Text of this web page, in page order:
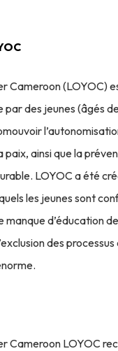
Cameroon (LOYOC)
par des jeunes (âgés
paix, ainsi que la
LOYOC a été
les jeunes sont
manque d’éducation
des
Cameroon LOYOC